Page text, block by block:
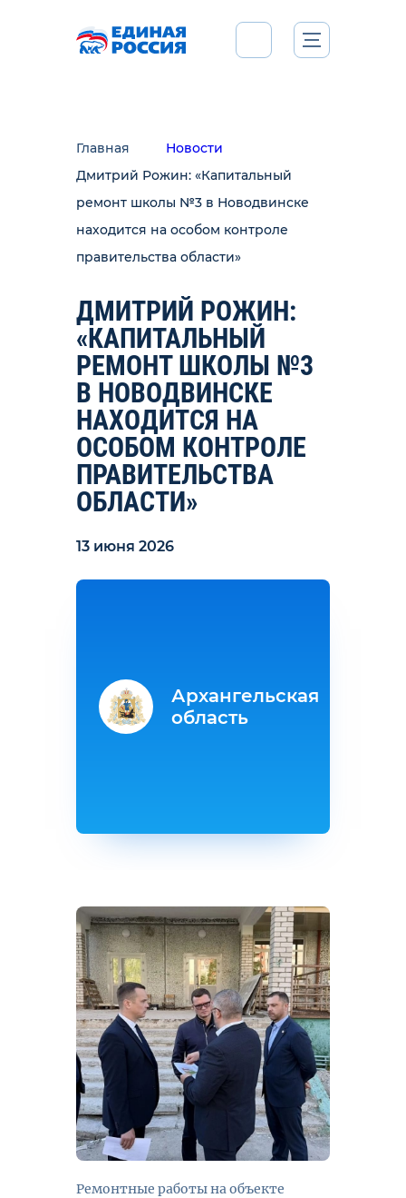
Главная
Новости
Дмитрий Рожин: «Капитальный
ремонт школы №3 в Новодвинске
находится на особом контроле
правительства области»
ДМИТРИЙ РОЖИН:
«КАПИТАЛЬНЫЙ
РЕМОНТ ШКОЛЫ №3
В НОВОДВИНСКЕ
НАХОДИТСЯ НА
ОСОБОМ КОНТРОЛЕ
ПРАВИТЕЛЬСТВА
ОБЛАСТИ»
13 июня 2026
Ремонтные работы на объекте
Архангельская
область